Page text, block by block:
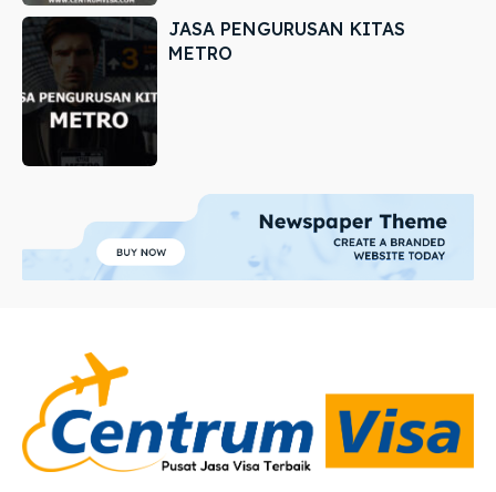
JASA PENGURUSAN KITAS
METRO